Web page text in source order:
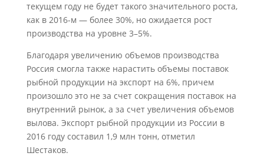
текущем году не будет такого значительного роста,
как в 2016-м — более 30%, но ожидается рост
производства на уровне 3–5%.
Благодаря увеличению объемов производства
Россия смогла также нарастить объемы поставок
рыбной продукции на экспорт на 6%, причем
произошло это не за счет сокращения поставок на
внутренний рынок, а за счет увеличения объемов
вылова. Экспорт рыбной продукции из России в
2016 году составил 1,9 млн тонн, отметил
Шестаков.